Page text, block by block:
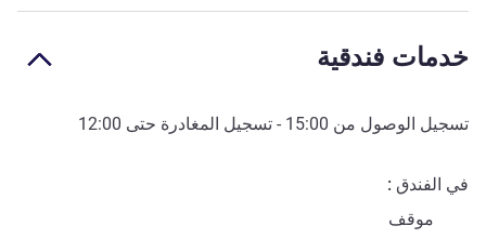
خدمات فندقية
تسجيل الوصول من 15:00 - تسجيل المغادرة حتى 12:00
في الفندق
موقف